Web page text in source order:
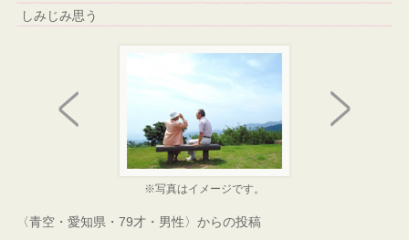
しみじみ思う
※写真はイメージです。
〈青空・愛知県・79才・男性〉からの投稿